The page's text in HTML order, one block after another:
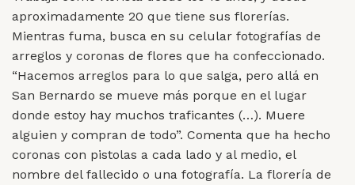
aproximadamente 20 que tiene sus florerías.
Mientras fuma, busca en su celular fotografías de
arreglos y coronas de flores que ha confeccionado.
“Hacemos arreglos para lo que salga, pero allá en
San Bernardo se mueve más porque en el lugar
donde estoy hay muchos traficantes (…). Muere
alguien y compran de todo”. Comenta que ha hecho
coronas con pistolas a cada lado y al medio, el
nombre del fallecido o una fotografía. La florería de